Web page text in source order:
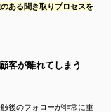
ある聞き取りプロセスを
客が離れてしまう
後のフォローが非常に重